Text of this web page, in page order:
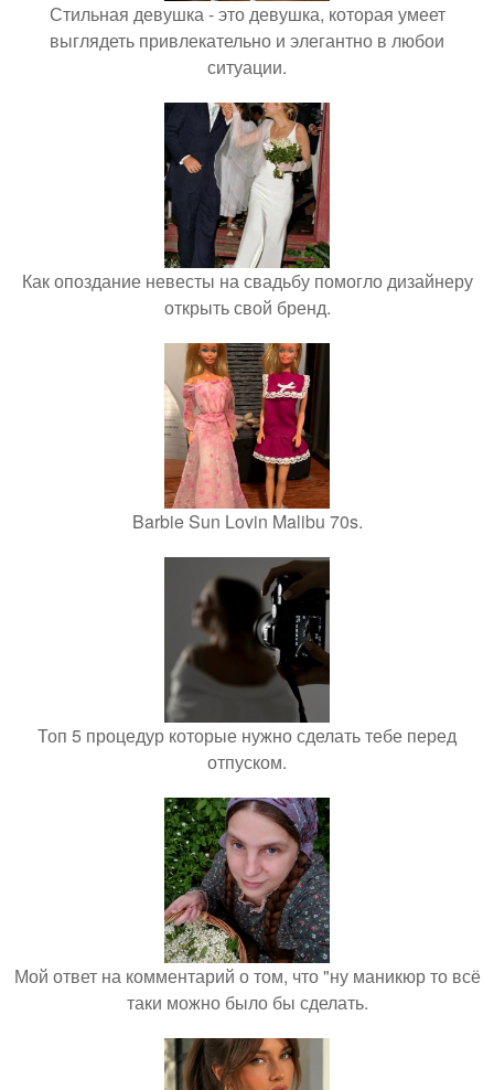
Стильная девушка - это девушка, которая умеет
выглядеть привлекательно и элегантно в любои
ситуации.
Как опоздание невесты на свадьбу помогло дизайнеру
открыть свой бренд.
Barbie Sun Lovin Malibu 70s.
Топ 5 процедур которые нужно сделать тебе перед
отпуском.
Мой ответ на комментарий о том, что "ну маникюр то всё
таки можно было бы сделать.